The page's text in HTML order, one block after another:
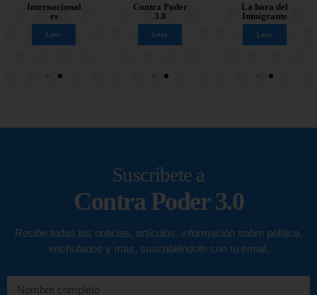
Nacionales
Internacional
es
Leer
Contra Poder
3.0
Leer
Opinión
Contra Poder
3.0
Leer
Corruptos en
la mira
La hora del
Inmigrante
Leer
Corruptos en
la mira
Leer
Suscríbete a
Contra Poder 3.0
Recibe todas las noticias, artículos, información sobre política,
enchufados y más, suscribiéndote con tu email.